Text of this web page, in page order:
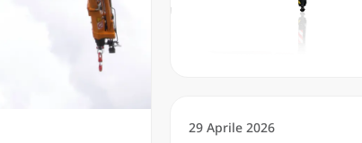
29 Aprile 2026